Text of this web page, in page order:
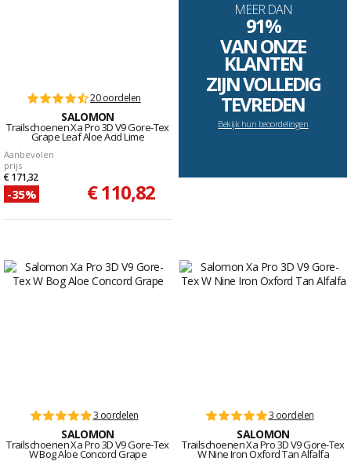
20 oordelen
SALOMON
Trailschoenen Xa Pro 3D V9 Gore-Tex
Grape Leaf Aloe Acid Lime
Aanbevolen
prijs
€ 171,32
-35% € 110,82
MEER DAN
91%
VAN ONZE
KLANTEN
ZIJN VOLLEDIG
TEVREDEN
Bekijk hun beoordelingen
3 oordelen
SALOMON
Trailschoenen Xa Pro 3D V9 Gore-Tex
W Bog Aloe Concord Grape
3 oordelen
SALOMON
Trailschoenen Xa Pro 3D V9 Gore-Tex
W Nine Iron Oxford Tan Alfalfa